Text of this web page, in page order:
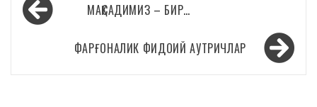
по
записям
МАҚСАДИМИЗ – БИР…
ФАРҒОНАЛИК ФИДОИЙ АУТРИЧЛАР